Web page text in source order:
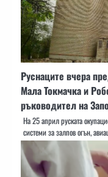
️Руснаците вчера
Мала Токмачка и
ръководител на
На 25 април руската
системи за залпов огън,